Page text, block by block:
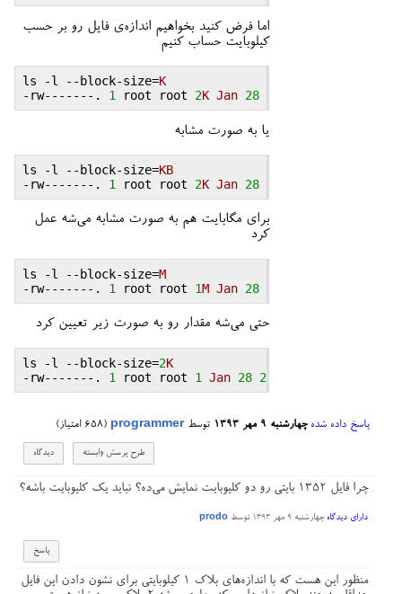
اما فرض کنید بخواهیم اندازه‌ی فایل رو بر حسب
کیلوبایت حساب کنیم
ls -l -- block-size=K
- rw-------. 1 root root 2K Jan 28
یا به صورت مشابه
ls -l -- block-size=KB
- rw-------. 1 root root 2K Jan 28
برای مگابایت هم به صورت مشابه می‌شه عمل
کرد
ls -l -- block-size=M
- rw-------. 1 root root 1M Jan 28
حتی می‌شه مقدار رو به صورت زیر تعیین کرد
ls -l -- block-size=2K
- rw-------. 1 root root 1 Jan 28 2013
پاسخ داده شده چهارشنبه ۹ مهر ۱۳۹۳ توسطprogrammer
(
658 امتیاز)
چرا فایل ۱۳۵۲ بایتی رو دو کلیوبایت نمایش می‌ده؟ نباید یک کلیوبایت باشه؟
دارای دیدگاه چهارشنبه ۹ مهر ۱۳۹۳ توسط prodo
منظور این هست که با اندازه‌های بلاک ۱ کیلوبایتی برای نشون دادن این فایل